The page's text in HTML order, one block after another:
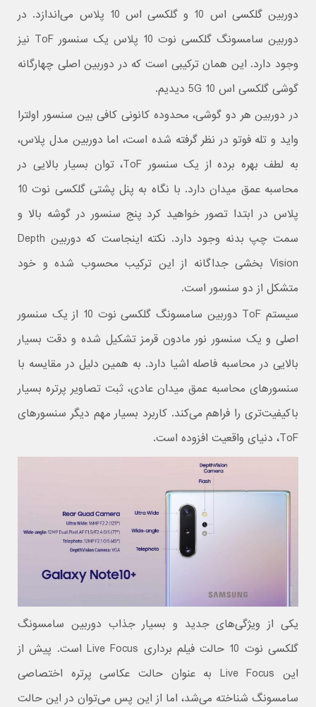
دوربین گلکسی اس 10 و گلکسی اس 10 پلاس می‌اندازد. در
دوربین سامسونگ گلکسی نوت 10 پلاس یک سنسور ToF نیز
وجود دارد. این همان ترکیبی است که در دوربین اصلی چهارگانه
گوشی گلکسی اس 10 5G دیدیم.
در دوربین هر دو گوشی، محدوده کانونی کافی بین سنسور اولترا
واید و تله فوتو در نظر گرفته شده است، اما دوربین مدل پلاس،
به لطف بهره برده از یک سنسور ToF، توان بسیار بالایی در
محاسبه عمق میدان دارد. با نگاه به پنل پشتی گلکسی نوت 10
پلاس در ابتدا تصور خواهید کرد پنج سنسور در گوشه بالا و
سمت چپ بدنه وجود دارد. نکته اینجاست که دوربین Depth
Vision بخشی جداگانه از این ترکیب محسوب شده و خود
متشکل از دو سنسور است.
سیستم ToF دوربین سامسونگ گلکسی نوت 10 از یک سنسور
اصلی و یک سنسور نور مادون قرمز تشکیل شده و دقت بسیار
بالایی در محاسبه فاصله اشیا دارد. به همین دلیل در مقایسه با
سنسورهای محاسبه عمق میدان عادی، ثبت تصاویر پرتره بسیار
باکیفیت‌تری را فراهم می‌کند. کاربرد بسیار مهم دیگر سنسورهای
ToF، دنیای واقعیت افزوده است.
یکی از ویژگی‌های جدید و بسیار جذاب دوربین سامسونگ
گلکسی نوت 10 حالت فیلم برداری Live Focus است. پیش از
این Live Focus به عنوان حالت عکاسی پرتره اختصاصی
سامسونگ شناخته می‌شد، اما از این پس می‌توان در این حالت